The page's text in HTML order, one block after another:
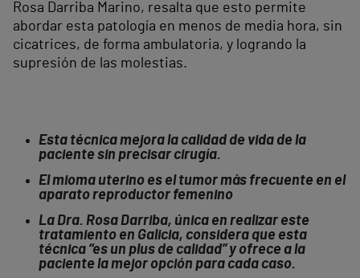
Rosa Darriba Marino, resalta que esto permite
abordar esta patología en menos de media hora, sin
cicatrices, de forma ambulatoria, y logrando la
supresión de las molestias.
Esta técnica mejora la calidad de vida de la
paciente sin precisar cirugía.
El mioma uterino es el tumor más frecuente en el
aparato reproductor femenino
La Dra. Rosa Darriba, única en realizar este
tratamiento en Galicia, considera que esta
técnica “es un plus de calidad” y ofrece a la
paciente la mejor opción para cada caso.